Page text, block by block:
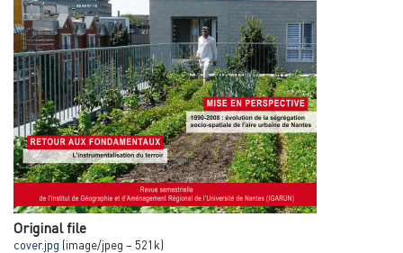
Original file
cover.jpg (image/jpeg – 521k)